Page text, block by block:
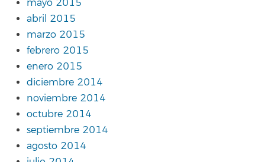
mayo 2015
abril 2015
marzo 2015
febrero 2015
enero 2015
diciembre 2014
noviembre 2014
octubre 2014
septiembre 2014
agosto 2014